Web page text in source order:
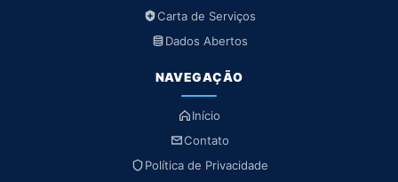
Carta de Serviços
Dados Abertos
NAVEGAÇÃO
Início
Contato
Política de Privacidade